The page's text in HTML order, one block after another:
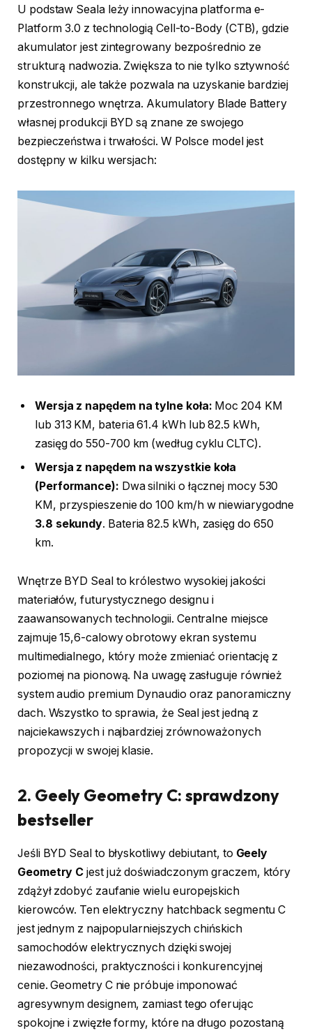
U podstaw Seala leży innowacyjna platforma e-
Platform 3.0 z technologią Cell-to-Body (CTB), gdzie
akumulator jest zintegrowany bezpośrednio ze
strukturą nadwozia. Zwiększa to nie tylko sztywność
konstrukcji, ale także pozwala na uzyskanie bardziej
przestronnego wnętrza. Akumulatory Blade Battery
własnej produkcji BYD są znane ze swojego
bezpieczeństwa i trwałości. W Polsce model jest
dostępny w kilku wersjach:
Wersja z napędem na tylne koła: Moc 204 KM
lub 313 KM, bateria 61.4 kWh lub 82.5 kWh,
zasięg do 550-700 km (według cyklu CLTC).
Wersja z napędem na wszystkie koła
(Performance): Dwa silniki o łącznej mocy 530
KM, przyspieszenie do 100 km/h w niewiarygodne
3.8 sekundy. Bateria 82.5 kWh, zasięg do 650
km.
Wnętrze BYD Seal to królestwo wysokiej jakości
materiałów, futurystycznego designu i
zaawansowanych technologii. Centralne miejsce
zajmuje 15,6-calowy obrotowy ekran systemu
multimedialnego, który może zmieniać orientację z
poziomej na pionową. Na uwagę zasługuje również
system audio premium Dynaudio oraz panoramiczny
dach. Wszystko to sprawia, że Seal jest jedną z
najciekawszych i najbardziej zrównoważonych
propozycji w swojej klasie.
2. Geely Geometry C: sprawdzony
bestseller
Jeśli BYD Seal to błyskotliwy debiutant, to Geely
Geometry C jest już doświadczonym graczem, który
zdążył zdobyć zaufanie wielu europejskich
kierowców. Ten elektryczny hatchback segmentu C
jest jednym z najpopularniejszych chińskich
samochodów elektrycznych dzięki swojej
niezawodności, praktyczności i konkurencyjnej
cenie. Geometry C nie próbuje imponować
agresywnym designem, zamiast tego oferując
spokojne i zwięzłe formy, które na długo pozostaną